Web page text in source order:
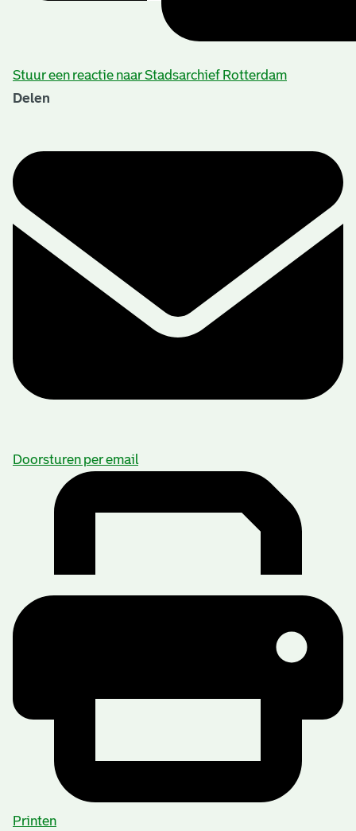
Stuur een reactie naar Stadsarchief Rotterdam
Delen
Doorsturen per email
Printen